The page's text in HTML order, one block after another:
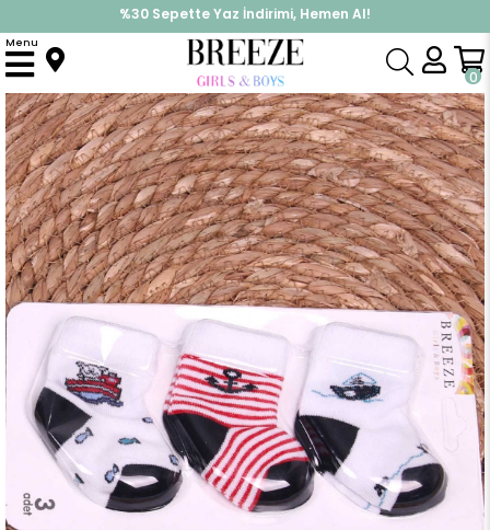
%30 Sepette Yaz İndirimi, Hemen Al!
İndirimlere ek %10 İndirimi Kap, Hemen Üye Ol!
0
Menu
Anasayfa Çorap Erkek Bebek Yenidoğan Çorap 3 lü Deniz Temalı Karışık Renk